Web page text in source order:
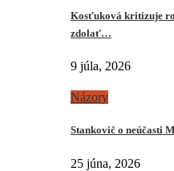
Kosťuková kritizuje
zdolať…
9 júla, 2026
Názory
Stankovič o neúčasti
25 júna, 2026